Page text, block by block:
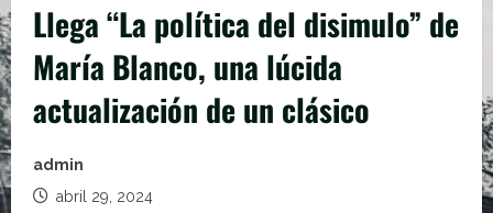
Llega “La política del disimulo” de
María Blanco, una lúcida
actualización de un clásico
admin
abril 29, 2024